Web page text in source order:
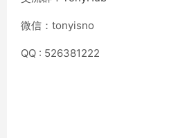
微信：tonyisno
QQ : 526381222